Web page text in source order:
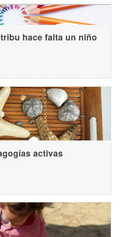
hace falta un niño
activas